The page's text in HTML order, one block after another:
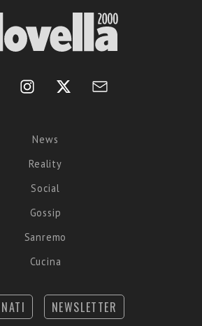
News
Reality
Social
Gossip
Sanremo
Cucina
NEWSLETTER